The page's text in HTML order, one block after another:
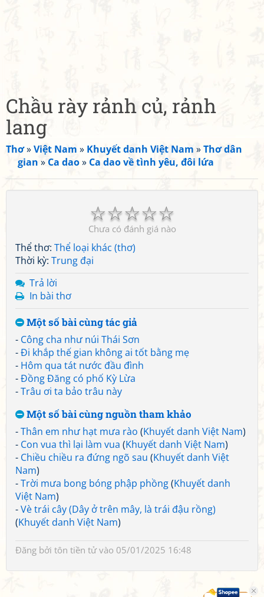
Chầu rày rảnh củ, rảnh
lang
Thơ»Việt Nam » Khuyết danh Việt Nam »Thơ dân
gian » Ca dao» Ca dao về tình yêu, đôi lứa
☆
☆
☆
☆
☆
Chưa có đánh giá nào
Thể thơ: Thể loại khác (thơ)
Thời kỳ: Trung đại
Trả lời
In bài thơ
Một số bài cùng tác giả
- Công cha như núi Thái Sơn
-Đi khắp thế gian không ai tốt bằng mẹ
- Hôm qua tát nước đầu đình
-Đồng Đăng có phố Kỳ Lừa
-Trâu ơi ta bảo trâu này
Một số bài cùng nguồn tham khảo
-Thân em như hạt mưa rào (Khuyết danh Việt Nam)
- Con vua thì lại làm vua (Khuyết danh Việt Nam)
- Chiều chiều ra đứng ngõ sau (Khuyết danh Việt
Nam)
-Trời mưa bong bóng phập phồng(Khuyết danh
Việt Nam)
-Vè trái cây (Dây ở trên mây, là trái đậu rồng)
(Khuyết danh Việt Nam)
Đăng bởi tôn tiền tửvào 05/01/2025 16:48